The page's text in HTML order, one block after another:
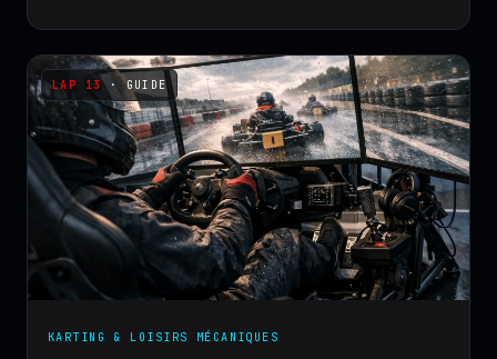
· GUIDE
KARTING & LOISIRS MÉCANIQUES